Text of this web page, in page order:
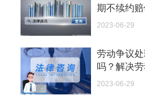
我可以在苏州申请护照吗？我
你好 我想问一下外国人来这
办？
2023-05-04
期不续约赔
2023-06-29
劳动争议
吗？解决
有哪些？-
2023-06-29